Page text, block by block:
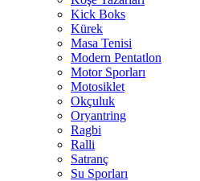
Kick Boks
Kürek
Masa Tenisi
Modern Pentatlon
Motor Sporları
Motosiklet
Okçuluk
Oryantring
Ragbi
Ralli
Satranç
Su Sporları